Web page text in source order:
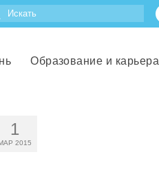
Образование и карьера
1
2015